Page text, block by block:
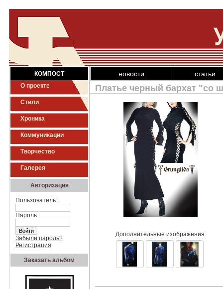
КОМПОСТ
О проекте
Стили
Хроника
Коммуникации
Творчество
Галерея
Авторизация
Пользователь:
Пароль:
Забыли пароль?
Регистрация
Заказать альбом
новости статьи
Платье черный бархат "со
Дополнительные изображения: